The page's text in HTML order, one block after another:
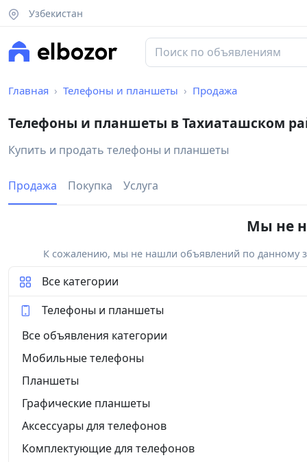
Узбекистан
Главная Телефоны и планшеты Продажа
Телефоны и планшеты в Тахиаташском
Купить и продать телефоны и планшеты
Продажа Покупка Услуга
Мы не
К сожалению, мы не нашли объявлений по данному
Все категории
Телефоны и планшеты
Все объявления категории
Мобильные телефоны
Планшеты
Графические планшеты
Аксессуары для телефонов
Комплектующие для телефонов